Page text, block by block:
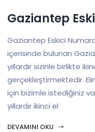
Gaziantep
Gaziantep Eskici
içerisinde bulunan
yıllardır sizinle birlikte
gerçekleştirmektedir.
için bizimle istediğiniz
yıllardır ikinci el
DEVAMINI OKU